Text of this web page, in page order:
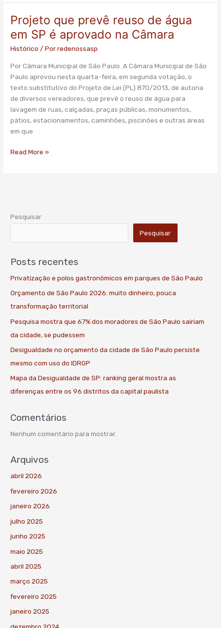
Projeto que prevê reuso de água
em SP é aprovado na Câmara
Histórico / Porredenossasp
Por Câmara Municipal de São Paulo. A Câmara Municipal de São
Paulo aprovou nesta quarta-feira, em segunda votação, o
texto substitutivo do Projeto de Lei (PL) 870/2013, de autoria
de diversos vereadores, que prevê o reuso de água para
lavagem de ruas, calçadas, praças públicas, monumentos,
pátios, estacionamentos, caminhões, piscinões e outras áreas
em que
Projeto
prevê
reuso
aprovado
na
Câmara
Read More »
Pesquisar
Pesquisar
Posts recentes
Privatização e polos gastronômicos em parques de São Paulo
Orçamento de São Paulo 2026: muito dinheiro, pouca
transformação territorial
Pesquisa mostra que 67% dos moradores de São Paulo sairiam
da cidade, se pudessem
Desigualdade no orçamento da cidade de São Paulo persiste
mesmo com uso do IDRGP
Mapa da Desigualdade de SP: ranking geral mostra as
diferenças entre os 96 distritos da capital paulista
Comentários
Nenhum comentário para mostrar.
Arquivos
abril 2026
fevereiro 2026
janeiro 2026
julho 2025
junho 2025
maio 2025
abril 2025
março 2025
fevereiro 2025
janeiro 2025
dezembro 2024